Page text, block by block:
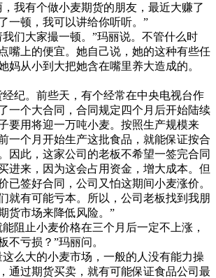
我有个做小麦期货的朋友，最近大赚了
一顿，我可以讲给你听听。”
们大家撮一顿。”玛丽说。不管什么时
嘴上的便宜。她自己说，她的这种有些任
妈从小到大把她含在嘴里养大造成的。
纪。前些天，有个经常在中央电视台作
一个大合同，合同规定四个月后开始陆续
要用将迎一万吨小麦。按照生产规模来
一个月开始生产这批食品，就能保证按合
因此，这家公司的老板不希望一签完合同
进来，因为这会占用资金，增大成本。但
已签好合同，公司又怕这期间小麦涨价。
就有可能亏本。所以，公司老板找到我朋
货市场来降低风险。”
阻止小麦价格在三个月后一定不上涨，
不亏损？”玛丽问。
么大的小麦市场，一般的人没有能力操
通过期货买卖，就有可能保证食品公司最